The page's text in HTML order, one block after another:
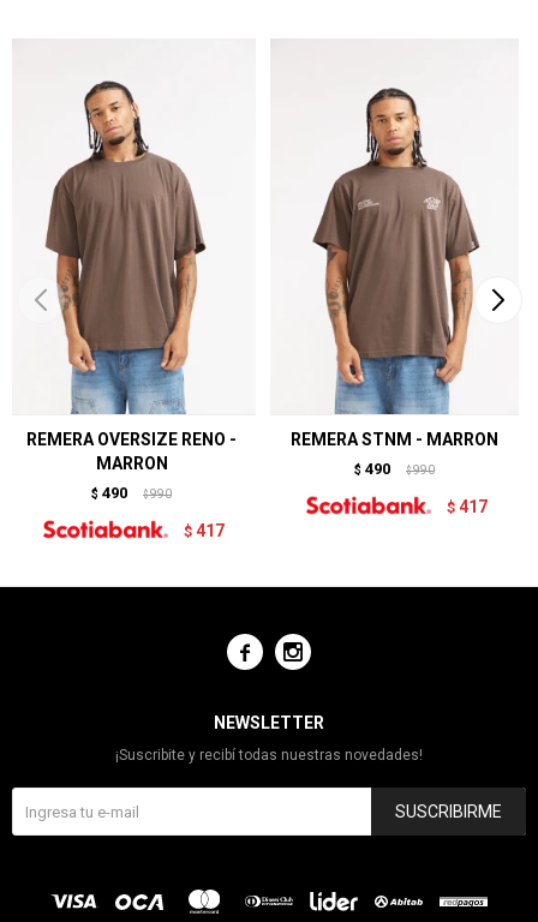
REMERA OVERSIZE RENO -
MARRON
$ 490 $ 990
$ 417
REMERA STNM - MARRON
$ 490 $ 990
$ 417
 
NEWSLETTER
¡Suscribite y recibí todas nuestras novedades!
SUSCRIBIRME